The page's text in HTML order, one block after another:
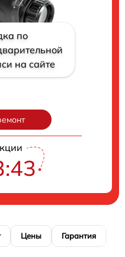
по
на сайте
Цены Гарантия